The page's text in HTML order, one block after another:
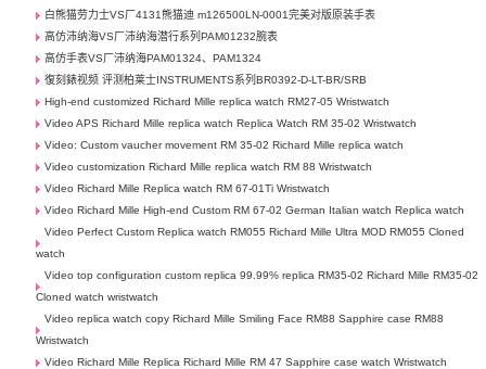
白熊猫劳力士VS厂4131熊猫迪 m126500LN-0001完美对版原装手表
高仿沛纳海VS厂沛纳海潜行系列PAM01232腕表
高仿手表VS厂沛纳海PAM01324、PAM1324
復刻錶视频 评测柏莱士INSTRUMENTS系列BR0392-D-LT-BR/SRB
High-end customized Richard Mille replica watch RM27-05 Wristwatch
Video APS Richard Mille replica watch Replica Watch RM 35-02 Wristwatch
Video: Custom vaucher movement RM 35-02 Richard Mille replica watch
Video customization Richard Mille replica watch RM 88 Wristwatch
Video Richard Mille Replica watch RM 67-01Ti Wristwatch
Video Richard Mille High-end Custom RM 67-02 German Italian watch Replica watch
Video Perfect Custom Replica watch RM055 Richard Mille Ultra MOD RM055 Cloned
watch
Video top configuration custom replica 99.99% replica RM35-02 Richard Mille RM35-02
Cloned watch wristwatch
Video replica watch copy Richard Mille Smiling Face RM88 Sapphire case RM88
Wristwatch
Video Richard Mille Replica Richard Mille RM 47 Sapphire case watch Wristwatch